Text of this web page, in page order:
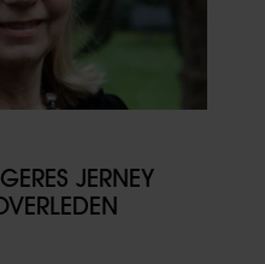
JERNEY